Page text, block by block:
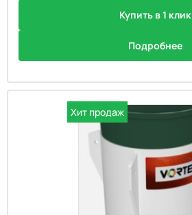
Купить в 1 клик
Подробнее
Хит продаж